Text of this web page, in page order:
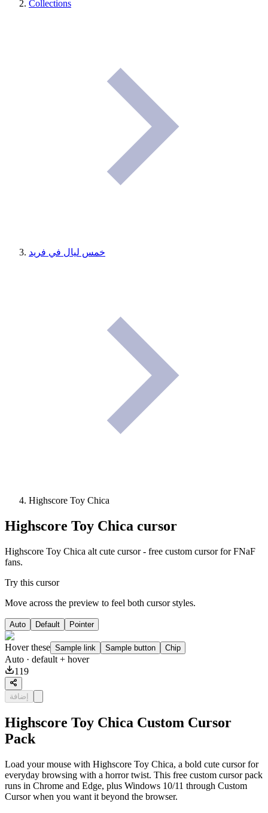
Collections
خمس ليال في فريد
Highscore Toy Chica
Highscore Toy Chica cursor
Highscore Toy Chica alt cute cursor - free custom cursor for FNaF
fans.
Try this cursor
Move across the preview to feel both cursor styles.
Auto Default Pointer
Hover these Sample link Sample button Chip
Auto · default + hover
119
إضافة
Highscore Toy Chica Custom Cursor
Pack
Load your mouse with Highscore Toy Chica, a bold cute cursor for
everyday browsing with a horror twist. This free custom cursor pack
runs in Chrome and Edge, plus Windows 10/11 through Custom
Cursor when you want it beyond the browser.